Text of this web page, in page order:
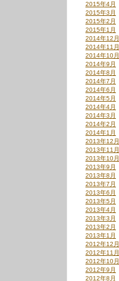
2015年4月
2015年3月
2015年2月
2015年1月
2014年12月
2014年11月
2014年10月
2014年9月
2014年8月
2014年7月
2014年6月
2014年5月
2014年4月
2014年3月
2014年2月
2014年1月
2013年12月
2013年11月
2013年10月
2013年9月
2013年8月
2013年7月
2013年6月
2013年5月
2013年4月
2013年3月
2013年2月
2013年1月
2012年12月
2012年11月
2012年10月
2012年9月
2012年8月